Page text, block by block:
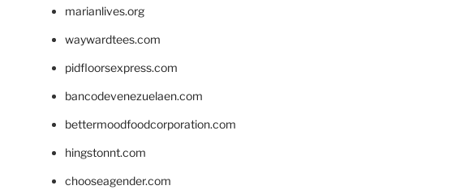
marianlives.org
waywardtees.com
pidfloorsexpress.com
bancodevenezuelaen.com
bettermoodfoodcorporation.com
hingstonnt.com
chooseagender.com